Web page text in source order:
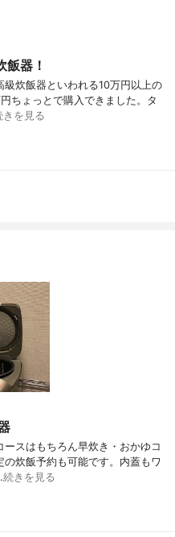
飯器！
炊飯器といわれる10万円以上の
ちょっとで購入できました。タ
きを見る
スはもちろん早炊き・おかゆコ
炊飯予約も可能です。内蓋もワ
続きを見る